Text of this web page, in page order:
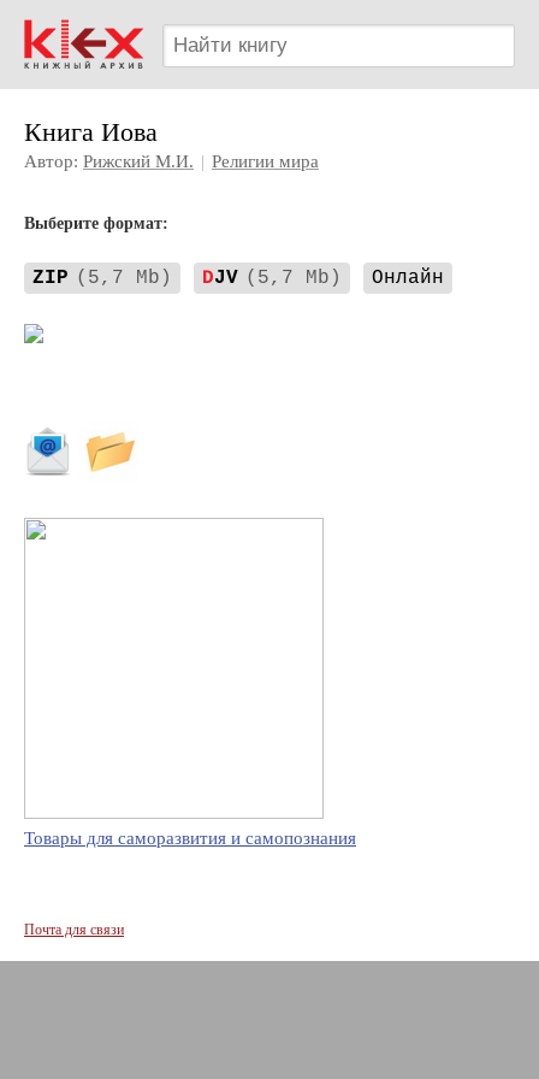
Книга Иова
Автор: Рижский М.И. | Религии мира
Выберите формат:
ZIP (5,7 Mb) DJV (5,7 Mb) Онлайн
Товары для саморазвития и самопознания
Почта для связи